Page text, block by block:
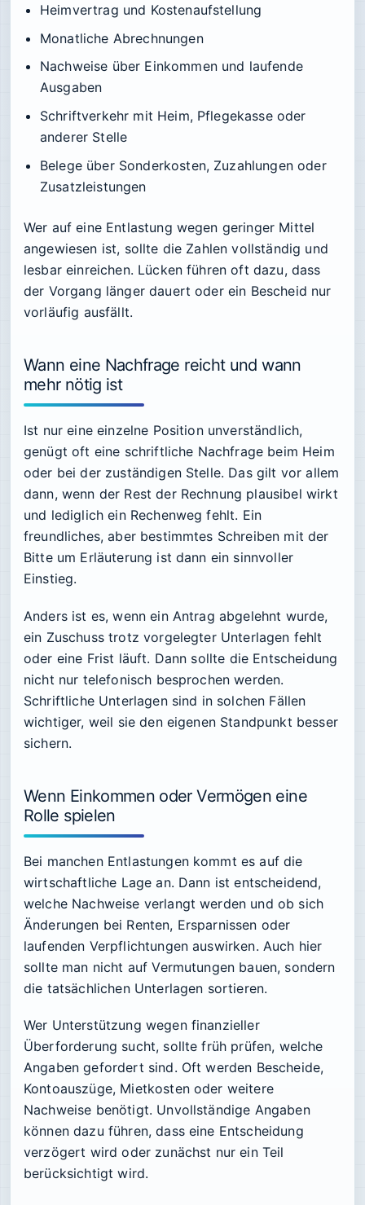
Heimvertrag und Kostenaufstellung
Monatliche Abrechnungen
Nachweise über Einkommen und laufende
Ausgaben
Schriftverkehr mit Heim, Pflegekasse oder
anderer Stelle
Belege über Sonderkosten, Zuzahlungen oder
Zusatzleistungen
Wer auf eine Entlastung wegen geringer Mittel
angewiesen ist, sollte die Zahlen vollständig und
lesbar einreichen. Lücken führen oft dazu, dass
der Vorgang länger dauert oder ein Bescheid nur
vorläufig ausfällt.
Wann eine Nachfrage reicht und wann
mehr nötig ist
Ist nur eine einzelne Position unverständlich,
genügt oft eine schriftliche Nachfrage beim Heim
oder bei der zuständigen Stelle. Das gilt vor allem
dann, wenn der Rest der Rechnung plausibel wirkt
und lediglich ein Rechenweg fehlt. Ein
freundliches, aber bestimmtes Schreiben mit der
Bitte um Erläuterung ist dann ein sinnvoller
Einstieg.
Anders ist es, wenn ein Antrag abgelehnt wurde,
ein Zuschuss trotz vorgelegter Unterlagen fehlt
oder eine Frist läuft. Dann sollte die Entscheidung
nicht nur telefonisch besprochen werden.
Schriftliche Unterlagen sind in solchen Fällen
wichtiger, weil sie den eigenen Standpunkt besser
sichern.
Wenn Einkommen oder Vermögen eine
Rolle spielen
Bei manchen Entlastungen kommt es auf die
wirtschaftliche Lage an. Dann ist entscheidend,
welche Nachweise verlangt werden und ob sich
Änderungen bei Renten, Ersparnissen oder
laufenden Verpflichtungen auswirken. Auch hier
sollte man nicht auf Vermutungen bauen, sondern
die tatsächlichen Unterlagen sortieren.
Wer Unterstützung wegen finanzieller
Überforderung sucht, sollte früh prüfen, welche
Angaben gefordert sind. Oft werden Bescheide,
Kontoauszüge, Mietkosten oder weitere
Nachweise benötigt. Unvollständige Angaben
können dazu führen, dass eine Entscheidung
verzögert wird oder zunächst nur ein Teil
berücksichtigt wird.